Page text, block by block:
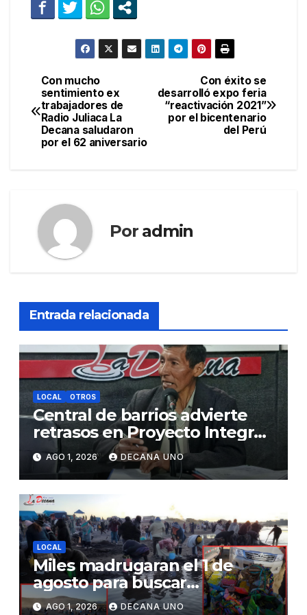
Navegación
de
entradas
Con éxito se
desarrolló expo feria
“reactivación 2021”
por el bicentenario
del Perú
Con mucho
sentimiento ex
trabajadores de
Radio Juliaca La
Decana saludaron
por el 62 aniversario
Por admin
Entrada relacionada
LOCAL OTROS
Central de barrios advierte
retrasos en Proyecto Integral
de Agua y Alcantarillado para
Juliaca
AGO 1, 2026 DECANA UNO
LOCAL
Miles madrugaran el 1 de
agosto para buscar
piedrecillas en los ríos y
AGO 1, 2026 DECANA UNO